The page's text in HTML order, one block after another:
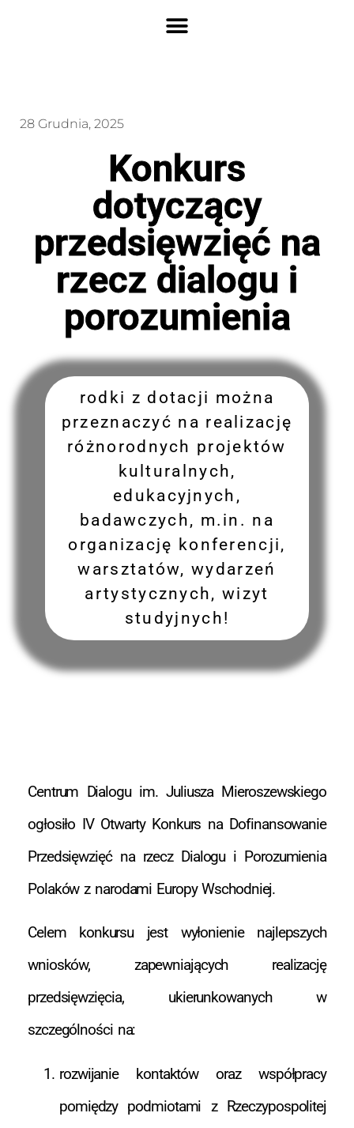
28 Grudnia, 2025
Konkurs
dotyczący
przedsięwzięć na
rzecz dialogu i
porozumienia
rodki z dotacji można
przeznaczyć na realizację
różnorodnych projektów
kulturalnych,
edukacyjnych,
badawczych, m.in. na
organizację konferencji,
warsztatów, wydarzeń
artystycznych, wizyt
studyjnych!
Centrum Dialogu im. Juliusza Mieroszewskiego
ogłosiło IV Otwarty Konkurs na Dofinansowanie
Przedsięwzięć na rzecz Dialogu i Porozumienia
Polaków z narodami Europy Wschodniej.
Celem konkursu jest wyłonienie najlepszych
wniosków, zapewniających realizację
przedsięwzięcia, ukierunkowanych w
szczególności na:
rozwijanie kontaktów oraz współpracy
pomiędzy podmiotami z Rzeczypospolitej